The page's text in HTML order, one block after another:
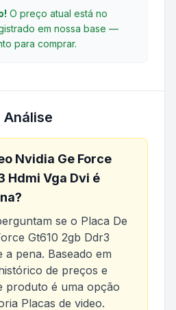
O preço atual está no
em nossa base —
para comprar.
Análise
Nvidia Ge Force
Hdmi Vga Dvi é
se o Placa De
Gt610 2gb Ddr3
a pena. Baseado em
de preços e
produto é uma opção
Placas de video.